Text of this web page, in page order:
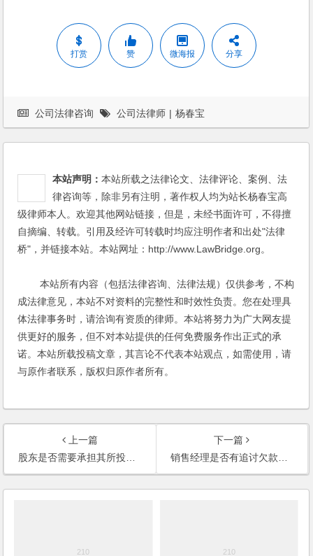
打赏 赞 微海报 分享
公司法律咨询 公司法律师 | 杨春宝
本站声明：本站所载之法律论文、法律评论、案例、法
律咨询等，除非另有注明，著作权人均为站长杨春宝高
级律师本人。欢迎其他网站链接，但是，未经书面许可，不得擅
自摘编、转载。引用及经许可转载时均应注明作者和出处"法律
桥"，并链接本站。本站网址：http://www.LawBridge.org。
本站所有内容（包括法律咨询、法律法规）仅供参考，不构
成法律意见，本站不对资料的完整性和时效性负责。您在处理具
体法律事务时，请洽询有资质的律师。本站将努力为广大网友提
供更好的服务，但不对本站提供的任何免费服务作出正式的承
诺。本站所载投稿文章，其言论不代表本站观点，如需使用，请
与原作者联系，版权归原作者所有。
上一篇
股东是否需要承担其所投资的企业的税务？
下一篇
销售经理是否有追讨欠款的责任？企业可否要求其承担赔偿损失的法律责任？